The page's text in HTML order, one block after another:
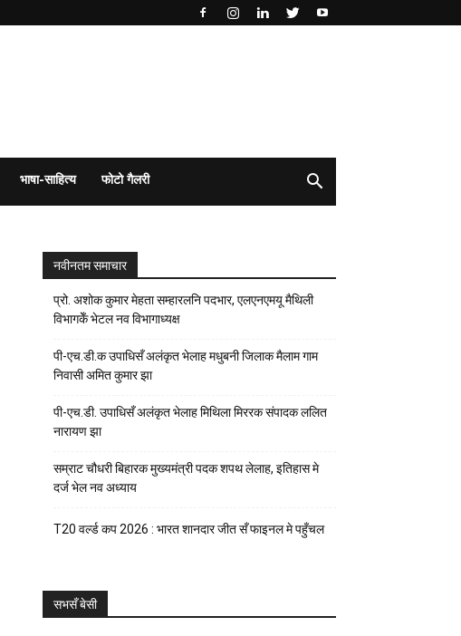
भाषा-साहित्य फोटो गैलरी
नवीनतम समाचार
प्रो. अशोक कुमार मेहता सम्हारलनि पदभार, एलएनएमयू मैथिली
विभागकेँ भेटल नव विभागाध्यक्ष
पी-एच.डी.क उपाधिसँ अलंकृत भेलाह मधुबनी जिलाक मैलाम गाम
निवासी अमित कुमार झा
पी-एच.डी. उपाधिसँ अलंकृत भेलाह मिथिला मिररक संपादक ललित
नारायण झा
सम्राट चौधरी बिहारक मुख्यमंत्री पदक शपथ लेलाह, इतिहास मे
दर्ज भेल नव अध्याय
T20 वर्ल्ड कप 2026 : भारत शानदार जीत सँ फाइनल मे पहुँचल
सभसँ बेसी